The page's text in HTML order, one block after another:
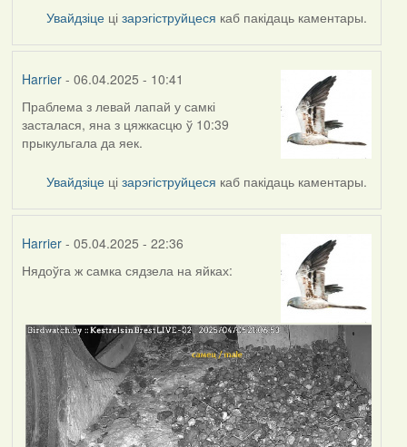
Увайдзіце цізарэгіструйцеся каб пакідаць каментары.
Harrier- 06.04.2025 - 10:41
Праблема з левай лапай у самкі
засталася, яна з цяжкасцю ў 10:39
прыкульгала да яек.
Увайдзіце цізарэгіструйцеся каб пакідаць каментары.
Harrier- 05.04.2025 - 22:36
Нядоўга ж самка сядзела на яйках: